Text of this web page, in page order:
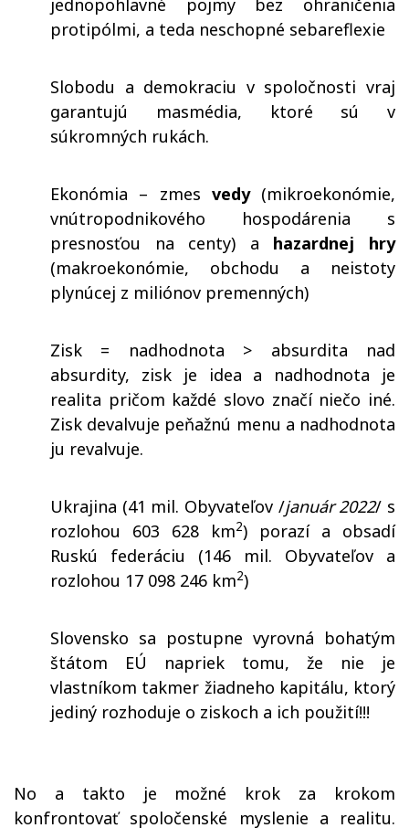
jednopohlavné pojmy bez ohraničenia
protipólmi, a teda neschopné sebareflexie
Slobodu a demokraciu v spoločnosti vraj
garantujú masmédia, ktoré sú v
súkromných rukách.
Ekonómia – zmes vedy (mikroekonómie,
vnútropodnikového hospodárenia s
presnosťou na centy) a hazardnej hry
(makroekonómie, obchodu a neistoty
plynúcej z miliónov premenných)
Zisk = nadhodnota > absurdita nad
absurdity, zisk je idea a nadhodnota je
realita pričom každé slovo značí niečo iné.
Zisk devalvuje peňažnú menu a nadhodnota
ju revalvuje.
Ukrajina (41 mil. Obyvateľov /január 2022/ s
rozlohou 603 628 km2) porazí a obsadí
Ruskú federáciu (146 mil. Obyvateľov a
rozlohou 17 098 246 km2)
Slovensko sa postupne vyrovná bohatým
štátom EÚ napriek tomu, že nie je
vlastníkom takmer žiadneho kapitálu, ktorý
jediný rozhoduje o ziskoch a ich použití!!!
No a takto je možné krok za krokom
konfrontovať spoločenské myslenie a realitu.